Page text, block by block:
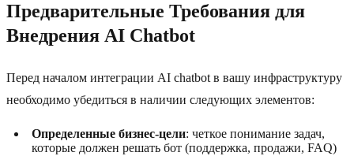
Предварительные Требования для
Внедрения AI Chatbot
Перед началом интеграции AI chatbot в вашу инфраструктуру
необходимо убедиться в наличии следующих элементов:
Определенные бизнес-цели: четкое понимание задач,
которые должен решать бот (поддержка, продажи, FAQ)